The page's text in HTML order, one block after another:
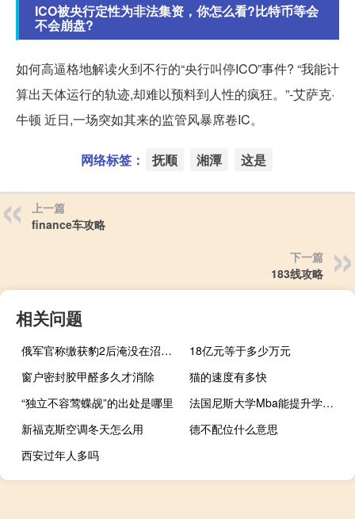
ICO被央行定性为非法集资，你怎么看?比特币等会
不会崩盘?
如何高逼格地解读火到不行的“央行叫停ICO”事件? “我能计
算出天体运行的轨迹,却难以预料到人性的疯狂。”-艾萨克·
牛顿 近日,一场突如其来的监管风暴席卷IC。
网络标签： 抚顺 湘潭 这是
上一篇
finance车攻略
下一篇
183线攻略
相关问题
俄军官称缴获豹2后淹没在沼泽里 乌士兵直接抡树枝把地雷敲爆
18亿元等于多少万元
窗户密封胶甲醛多久才消除
猫的速度有多快
“独立不容莺蝶觇”的出处是哪里
法国尼斯大学Mba能提升学历吗
新福克斯空调冬天怎么用
德不配位什么意思
西安过年人多吗